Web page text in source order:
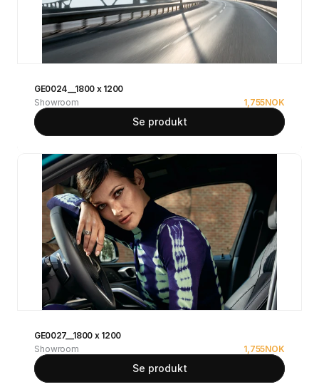
GE0024__1800 x 1200
Showroom
1,755NOK
Se produkt
GE0027__1800 x 1200
Showroom
1,755NOK
Se produkt